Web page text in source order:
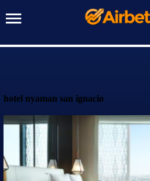
hotel nyaman san ignacio